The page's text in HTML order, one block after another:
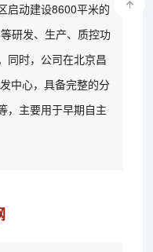
启动建设8600平米的
研发、生产、质控功
同时，公司在北京昌
中心，具备完整的分
，主要用于早期自主